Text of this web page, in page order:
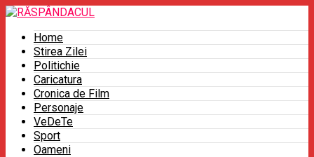
Home
Stirea Zilei
Politichie
Caricatura
Cronica de Film
Personaje
VeDeTe
Sport
Oameni